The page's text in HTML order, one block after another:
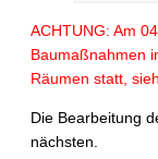
ACHTUNG: Am
Baumaßnahmen
Räumen statt,
Die Bearbeitung
nächsten.